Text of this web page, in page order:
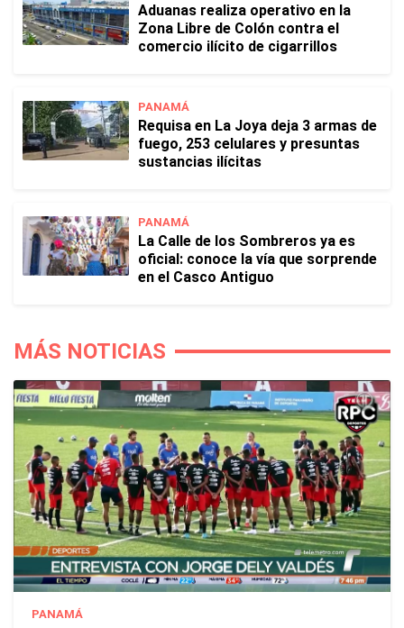
Aduanas realiza operativo en la
Zona Libre de Colón contra el
comercio ilícito de cigarrillos
PANAMÁ
Requisa en La Joya deja 3 armas de
fuego, 253 celulares y presuntas
sustancias ilícitas
PANAMÁ
La Calle de los Sombreros ya es
oficial: conoce la vía que sorprende
en el Casco Antiguo
MÁS NOTICIAS
PANAMÁ